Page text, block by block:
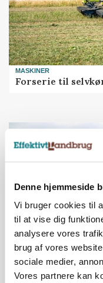
Denne hjemmeside
Vi bruger cookies til
til at vise dig
analysere vores
brug af vores
sociale medier,
Vores partnere kan
MASKINER
Forserie til
Markvandring